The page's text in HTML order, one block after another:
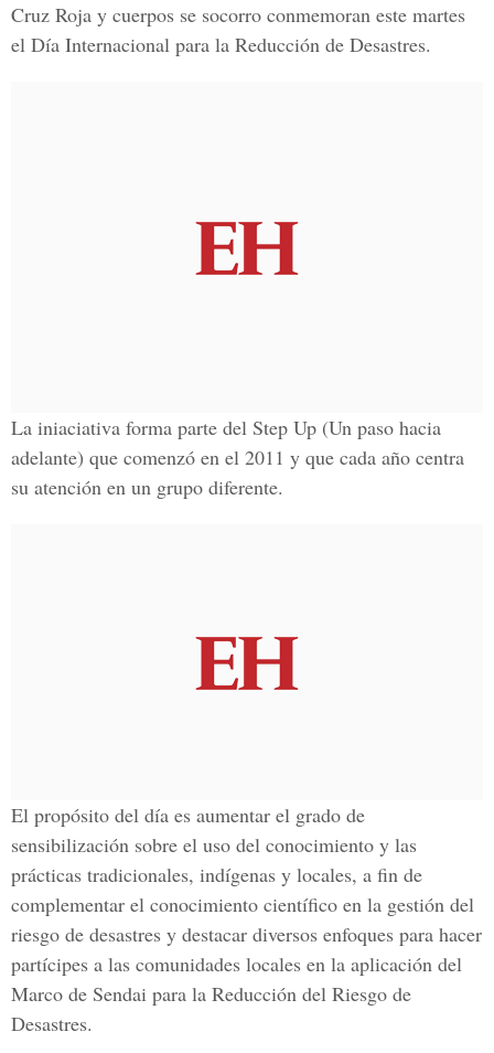
Cruz Roja y cuerpos se socorro conmemoran este martes
el Día Internacional para la Reducción de Desastres.
La iniaciativa forma parte del Step Up (Un paso hacia
adelante) que comenzó en el 2011 y que cada año centra
su atención en un grupo diferente.
El propósito del día es aumentar el grado de
sensibilización sobre el uso del conocimiento y las
prácticas tradicionales, indígenas y locales, a fin de
complementar el conocimiento científico en la gestión del
riesgo de desastres y destacar diversos enfoques para hacer
partícipes a las comunidades locales en la aplicación del
Marco de Sendai para la Reducción del Riesgo de
Desastres.